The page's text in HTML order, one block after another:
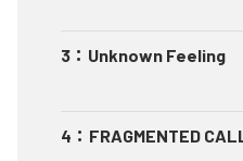
3 ： Unknown Feeling
4 ： FRAGMENTED CALL